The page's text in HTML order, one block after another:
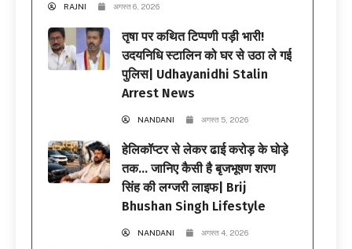
RAJNI अगस्त 6, 2026
तृषा पर कथित टिप्पणी पड़ी भारी!
उदयनिधि स्टालिन को घर से उठा ले गई
पुलिस| Udhayanidhi Stalin
Arrest News
NANDANI अगस्त 5, 2026
हेलिकॉप्टर से लेकर ढाई करोड़ के घोड़े
तक… जानिए कैसी है बृजभूषण शरण
सिंह की लग्जरी लाइफ| Brij
Bhushan Singh Lifestyle
NANDANI अगस्त 4, 2026